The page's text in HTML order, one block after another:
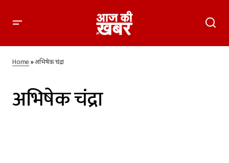
Home»अभिषेक चंद्रा
अभिषेक चंद्रा